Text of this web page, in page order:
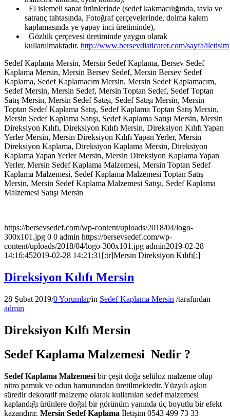
El islemeli sanat ürünlerinde (sedef kakmacılığında, tavla ve
satranç tahtasında, Fotoğraf çerçevelerinde, dolma kalem
kaplamasında ye yapay inci üretiminde),
Gözlük çerçevesi üretiminde yaygın olarak
kullanılmaktadır. http://www.bersevdisticaret.com/sayfa/iletisim
Sedef Kaplama Mersin, Mersin Sedef Kaplama, Bersev Sedef
Kaplama Mersin, Mersin Bersev Sedef, Mersin Bersev Sedef
Kaplama, Sedef Kaplamacım Mersin, Mersin Sedef Kaplamacım,
Sedef Mersin, Mersin Sedef, Mersin Toptan Sedef, Sedef Toptan
Satış Mersin, Mersin Sedef Satışı, Sedef Satışı Mersin, Mersin
Toptan Sedef Kaplama Satış, Sedef Kaplama Toptan Satış Mersin,
Mersin Sedef Kaplama Satışı, Sedef Kaplama Satışı Mersin, Mersin
Direksiyon Kılıfı, Direksiyon Kılıfı Mersin, Direksiyon Kılıfı Yapan
Yerler Mersin, Mersin Direksiyon Kılıfı Yapan Yerler, Mersin
Direksiyon Kaplama, Direksiyon Kaplama Mersin, Direksiyon
Kaplama Yapan Yerler Mersin, Mersin Direksiyon Kaplama Yapan
Yerler, Mersin Sedef Kaplama Malzemesi, Mersin Toptan Sedef
Kaplama Malzemesi, Sedef Kaplama Malzemesi Toptan Satış
Mersin, Mersin Sedef Kaplama Malzemesi Satışı, Sedef Kaplama
Malzemesi Satışı Mersin
https://bersevsedef.com/wp-content/uploads/2018/04/logo-
300x101.jpg 0 0 admin https://bersevsedef.com/wp-
content/uploads/2018/04/logo-300x101.jpg admin2019-02-28
14:16:452019-02-28 14:21:31 [:tr]Mersin Direksiyon Kılıfı[:]
Direksiyon Kılıfı Mersin
28 Şubat 2019/0 Yorumlar/in Sedef Kaplama Mersin /tarafından
admin
Direksiyon Kılfı Mersin
Sedef Kaplama Malzemesi Nedir ?
Sedef Kaplama Malzemesi bir çeşit doğa selüloz malzeme olup
nitro pamuk ve odun hamurundan üretilmektedir. Yüzyılı aşkın
süredir dekoratif malzeme olarak kullanılan sedef malzemesi
kaplandığı ürünlere doğal bir görünüm yanında üç boyutlu bir efekt
kazandırır. Mersin Sedef Kaplama İletişim 0543 499 73 33